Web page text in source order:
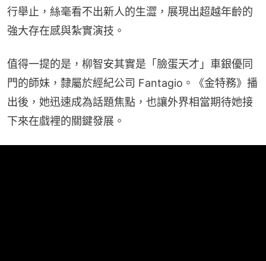
行舉止，絲毫看不出新人的生澀，展現出超越年齡的
強大存在感與紮實演技。
值得一提的是，柳智安其實是「臉蛋天才」車銀優同
門的師妹，隸屬於經紀公司 Fantagio。《金特務》播
出後，她迅速成為話題焦點，也讓外界相當期待她接
下來在戲裡的關鍵發展。